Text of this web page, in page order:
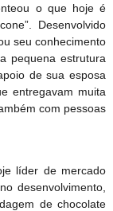
o que hoje é
Desenvolvido
seu conhecimento
pequena estrutura
de sua esposa
entregavam muita
com pessoas
líder de mercado
desenvolvimento,
de chocolate